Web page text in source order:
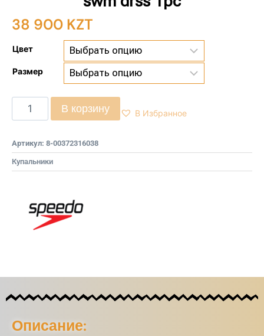
38 900 KZT
Цвет
Размер
В корзину В Избранное
Артикул: 8-00372316038
Купальники
Описание: